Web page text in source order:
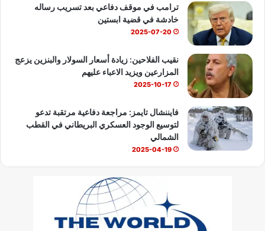
ترامب في موقف دفاعي بعد تسريب رساله
خادشة في قضية ابستين
2025-07-20
نقيب الفلاحين: زيادة أسعار السولار والبنزين يزعج
المزارعين ويزيد الاعباء عليهم
2025-10-17
فايننشال تايمز: مراجعة دفاعية مرتقبة تدعو
لتوسيع الوجود العسكري البريطاني في القطب
الشمالي
2025-04-19